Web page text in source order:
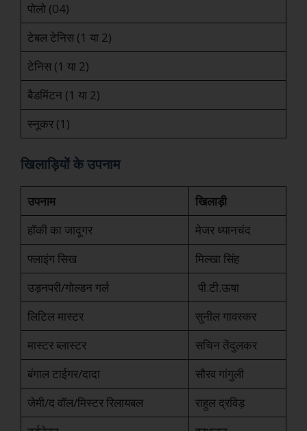
पोलो (04)
टेबल टेनिस (1 या 2)
टेनिस (1 या 2)
बैडमिंटन (1 या 2)
स्नूकर (1)
खिलाड़ियों के उपनाम
उपनाम
खिलाड़ी
हॉकी का जादूगर
मेजर ध्यानचंद
फ्लाइंग सिख
मिल्खा सिंह
उड़नपरी/गोल्डन गर्ल
पी.टी.ऊषा
लिटिल मास्टर
सुनील गावस्कर
मास्टर ब्लास्टर
सचिन तेंदुलकर
बंगाल टाईगर/दादा
सौरव गांगुली
जेमी/द वॉल/मिस्टर रिलायबल
राहुल द्रविड़